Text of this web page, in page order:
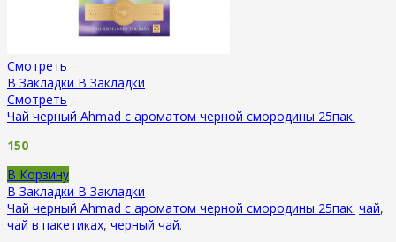
Смотреть
В Закладки В Закладки
Смотреть
Чай черный Ahmad с ароматом черной смородины 25пак.
150
В Корзину
В Закладки В Закладки
Чай черный Ahmad с ароматом черной смородины 25пак. чай,
чай в пакетиках, черный чай.